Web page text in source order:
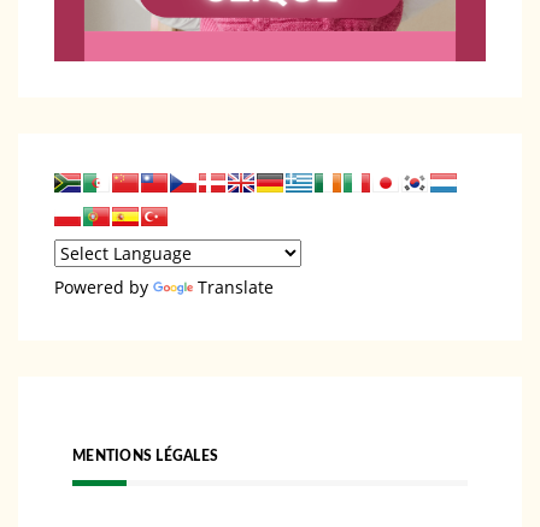
Powered by Translate
MENTIONS LÉGALES